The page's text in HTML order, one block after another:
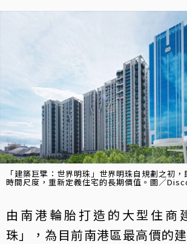
「建築巨擘：世界明珠」世界明珠自規劃之初
時間尺度，重新定義住宅的長期價值。圖／
由南港輪胎打造的大型住商
珠」，為目前南港區最高價的